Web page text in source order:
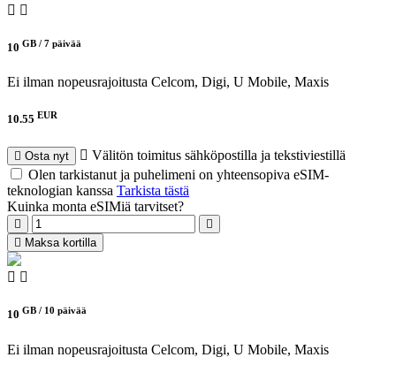
10 GB / 7 päivää
Ei ilman nopeusrajoitusta Celcom, Digi, U Mobile, Maxis
10.55 EUR
Osta nyt
Välitön toimitus sähköpostilla ja tekstiviestillä
Olen tarkistanut ja puhelimeni on yhteensopiva eSIM-
teknologian kanssa Tarkista tästä
Kuinka monta eSIMiä tarvitset?
Maksa kortilla
10 GB / 10 päivää
Ei ilman nopeusrajoitusta Celcom, Digi, U Mobile, Maxis